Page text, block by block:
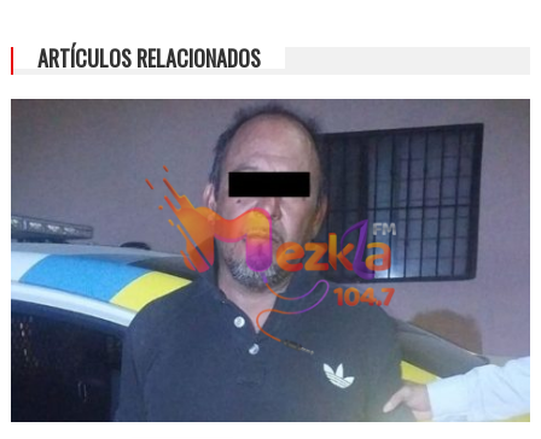
ARTÍCULOS RELACIONADOS